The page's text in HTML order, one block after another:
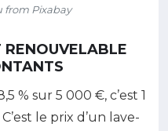
from Pixabay
RENOUVELABLE
% sur 5 000 €, c’est 1
le prix d’un lave-